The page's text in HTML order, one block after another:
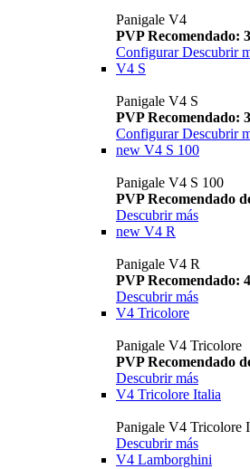
Panigale V4
PVP Recomendado:
Configurar Descubrir
V4 S
Panigale V4 S
PVP Recomendado:
Configurar Descubrir
new V4 S 100
Panigale V4 S 100
PVP Recomendado
Descubrir más
new V4 R
Panigale V4 R
PVP Recomendado:
Descubrir más
V4 Tricolore
Panigale V4 Tricolore
PVP Recomendado
Descubrir más
V4 Tricolore Italia
Panigale V4 Tricolore
Descubrir más
V4 Lamborghini